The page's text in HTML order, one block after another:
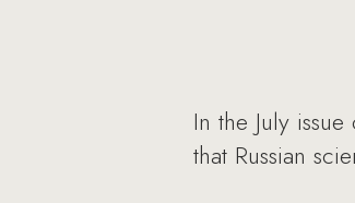
In the July
that Russian